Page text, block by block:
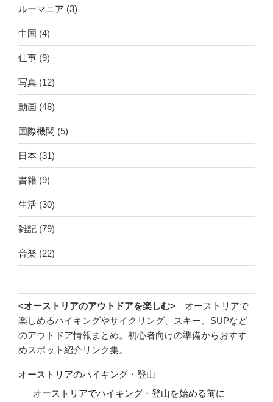
ルーマニア (3)
中国 (4)
仕事 (9)
写真 (12)
動画 (48)
国際機関 (5)
日本 (31)
書籍 (9)
生活 (30)
雑記 (79)
音楽 (22)
<オーストリアのアウトドアを楽しむ> オーストリアで
楽しめるハイキングやサイクリング、スキー、SUPなど
のアウトドア情報まとめ。初心者向けの準備からおすす
めスポット紹介リンク集。
オーストリアのハイキング・登山
オーストリアでハイキング・登山を始める前に